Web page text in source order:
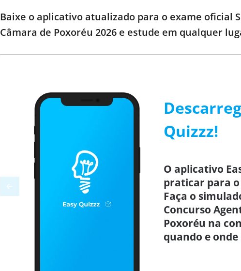
Baixe o aplicativo atualizado para o exame oficial
Câmara de Poxoréu 2026 e estude em qualquer
Quizzz!
O aplicativo
praticar para o
Faça o
Concurso
Poxoréu na
quando e